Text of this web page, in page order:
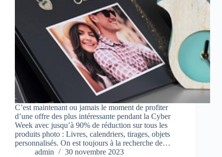
C’est maintenant ou jamais le moment de profiter
d’une offre des plus intéressante pendant la Cyber
Week avec jusqu’à 90% de réduction sur tous les
produits photo : Livres, calendriers, tirages, objets
personnalisés. On est toujours à la recherche de…
admin
30 novembre 2023